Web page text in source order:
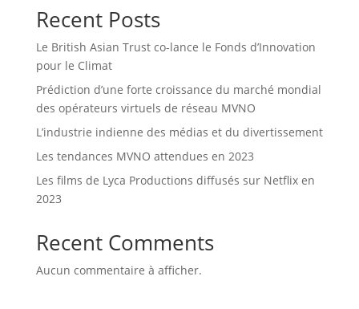
Recent Posts
Le British Asian Trust co-lance le Fonds d’Innovation
pour le Climat
Prédiction d’une forte croissance du marché mondial
des opérateurs virtuels de réseau MVNO
L’industrie indienne des médias et du divertissement
Les tendances MVNO attendues en 2023
Les films de Lyca Productions diffusés sur Netflix en
2023
Recent Comments
Aucun commentaire à afficher.